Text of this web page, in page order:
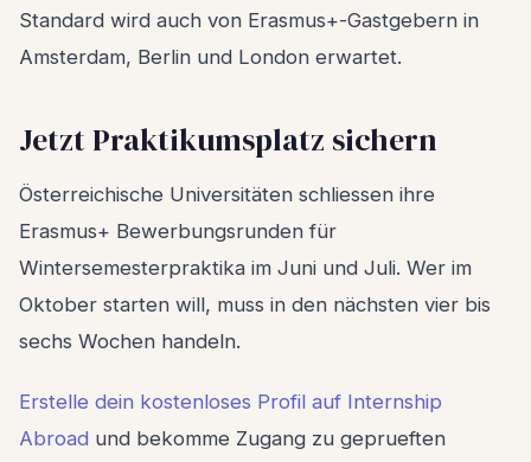
Standard wird auch von Erasmus+-Gastgebern in
Amsterdam, Berlin und London erwartet.
Jetzt Praktikumsplatz sichern
Österreichische Universitäten schliessen ihre
Erasmus+ Bewerbungsrunden für
Wintersemesterpraktika im Juni und Juli. Wer im
Oktober starten will, muss in den nächsten vier bis
sechs Wochen handeln.
Erstelle dein kostenloses Profil auf Internship
Abroad und bekomme Zugang zu geprueften